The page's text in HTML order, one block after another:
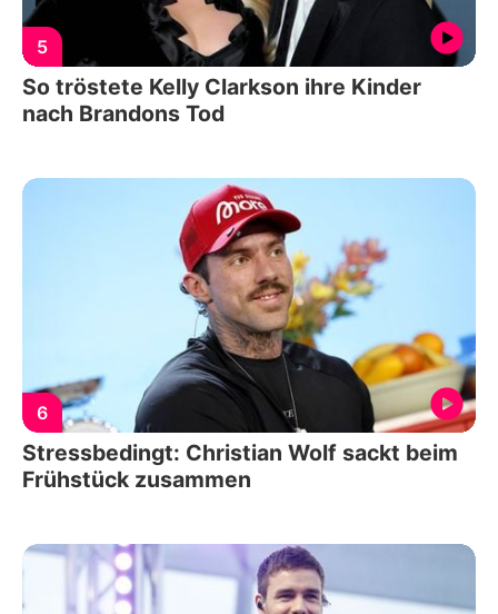
5
So tröstete Kelly Clarkson ihre Kinder
nach Brandons Tod
6
Stressbedingt: Christian Wolf sackt beim
Frühstück zusammen